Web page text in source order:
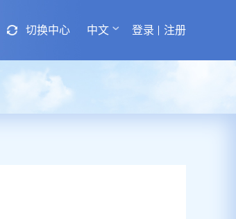
切换中心 中文 登录 注册